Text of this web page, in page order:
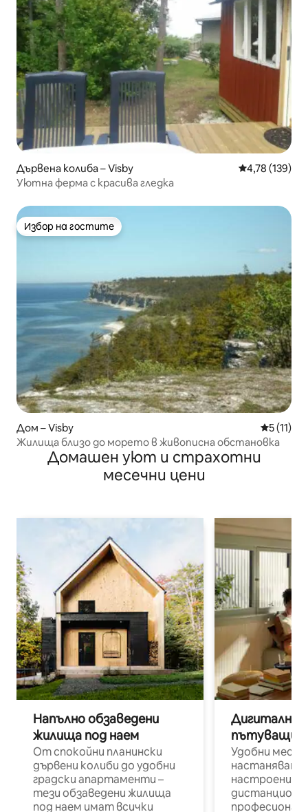
Дървена колиба – Visby Средна
4,78 (139)
Уютна ферма с красива гледка
Избор на гостите
Избор на гостите
Дом – Visby Средна
5 (11)
Жилища близо до морето в живописна обстановка
Домашен уют и страхотни
месечни цени
Напълно обзаведени
жилища под наем
От спокойни планински
дървени колиби до удобни
градски апартаменти –
тези обзаведени жилища
под наем имат всички
Дигитални
пътуващи
Удобни
настаняване
настроени и